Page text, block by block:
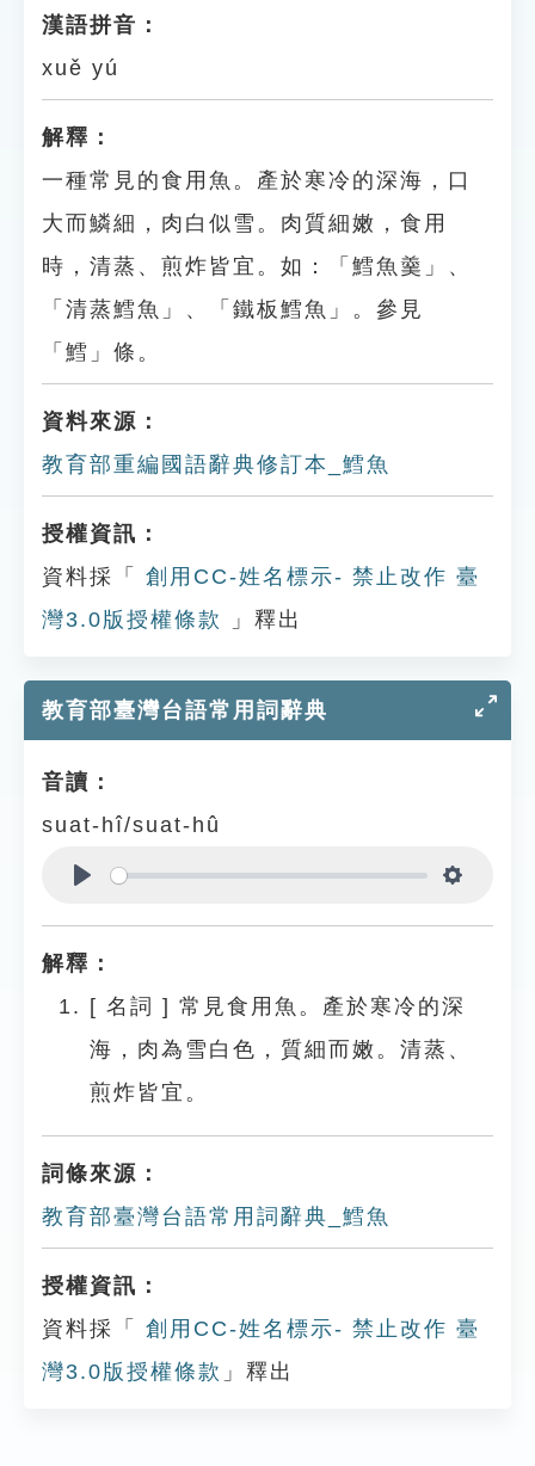
漢語拼音：
xuě yú
解釋：
一種常見的食用魚。產於寒冷的深海，口
大而鱗細，肉白似雪。肉質細嫩，食用
時，清蒸、煎炸皆宜。如：「鱈魚羹」、
「清蒸鱈魚」、「鐵板鱈魚」。參見
「鱈」條。
資料來源：
教育部重編國語辭典修訂本_鱈魚
授權資訊：
資料採「
創用CC-姓名標示- 禁止改作 臺
灣3.0版授權條款
」釋出
教育部臺灣台語常用詞辭典
音讀：
suat-hî/suat-hû
解釋：
[ 名詞 ] 常見食用魚。產於寒冷的深
海，肉為雪白色，質細而嫩。清蒸、
煎炸皆宜。
詞條來源：
教育部臺灣台語常用詞辭典_鱈魚
授權資訊：
資料採「
創用CC-姓名標示- 禁止改作 臺
灣3.0版授權條款 」釋出